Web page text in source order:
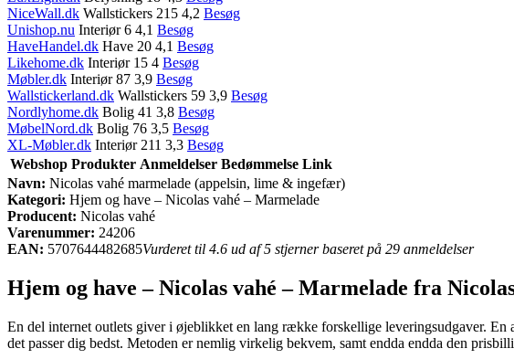
NiceWall.dk Wallstickers 215 4,2 Besøg
Unishop.nu Interiør 6 4,1 Besøg
HaveHandel.dk Have 20 4,1 Besøg
Likehome.dk Interiør 15 4 Besøg
Møbler.dk Interiør 87 3,9 Besøg
Wallstickerland.dk Wallstickers 59 3,9 Besøg
Nordlyhome.dk Bolig 41 3,8 Besøg
MøbelNord.dk Bolig 76 3,5 Besøg
XL-Møbler.dk Interiør 211 3,3 Besøg
Webshop Produkter Anmeldelser Bedømmelse Link
Navn: Nicolas vahé marmelade (appelsin, lime & ingefær)
Kategori: Hjem og have – Nicolas vahé – Marmelade
Producent: Nicolas vahé
Varenummer: 24206
EAN: 5707644482685Vurderet til 4.6 ud af 5 stjerner baseret på 29 anmeldelser
Hjem og have – Nicolas vahé – Marmelade fra
En del internet outlets giver i øjeblikket en lang række forskellige leveringsudgaver.
det passer dig bedst. Metoden er nemlig virkelig bekvem, samt endda endda den